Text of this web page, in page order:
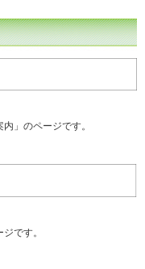
」のページです。
です。